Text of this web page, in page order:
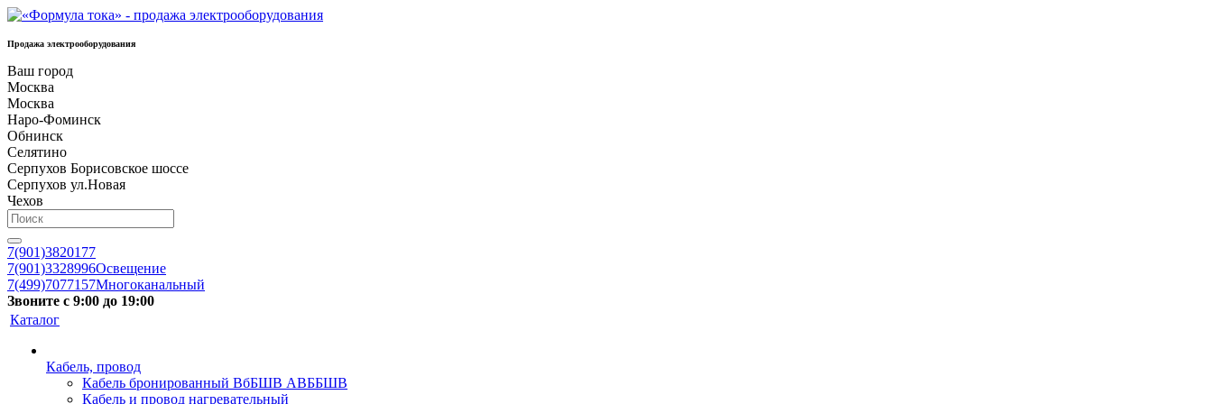
Продажа электрооборудования
Ваш город
Москва
Москва
Наро-Фоминск
Обнинск
Селятино
Серпухов Борисовское шоссе
Серпухов ул.Новая
Чехов
7(901)3820177
7(901)3328996Освещение
7(499)7077157Многоканальный
Звоните с 9:00 до 19:00
Каталог
Кабель, провод
Кабель бронированный ВбБШВ АВББШВ
Кабель и провод нагревательный